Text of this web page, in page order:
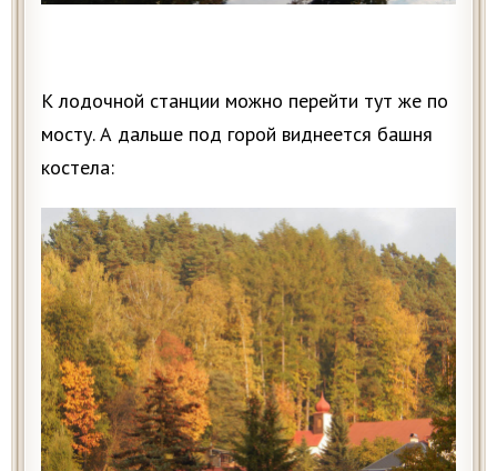
К лодочной станции можно перейти тут же по
мосту. А дальше под горой виднеется башня
костела: